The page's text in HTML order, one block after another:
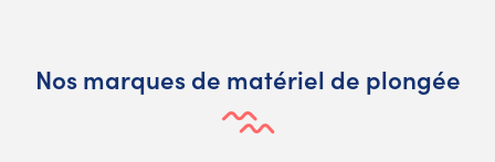
Nos marques de matériel de plongée